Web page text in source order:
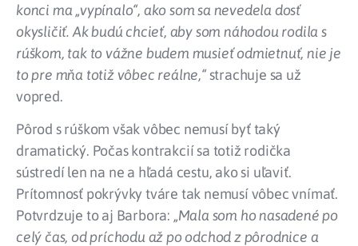
konci ma „vypínalo“, ako som sa nevedela dosť
okysličiť. Ak budú chcieť, aby som náhodou rodila s
rúškom, tak to vážne budem musieť odmietnuť, nie je
to pre mňa totiž vôbec reálne,“strachuje sa už
vopred.
Pôrod s rúškom však vôbec nemusí byť taký
dramatický. Počas kontrakcií sa totiž rodička
sústredí len na ne a hľadá cestu, ako si uľaviť.
Prítomnosť pokrývky tváre tak nemusí vôbec vnímať.
Potvrdzuje to aj Barbora: „Mala som ho nasadené po
celý čas, od príchodu až po odchod z pôrodnice a